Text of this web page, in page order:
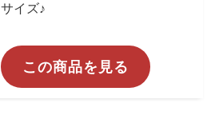
サイズ♪
この商品を見る